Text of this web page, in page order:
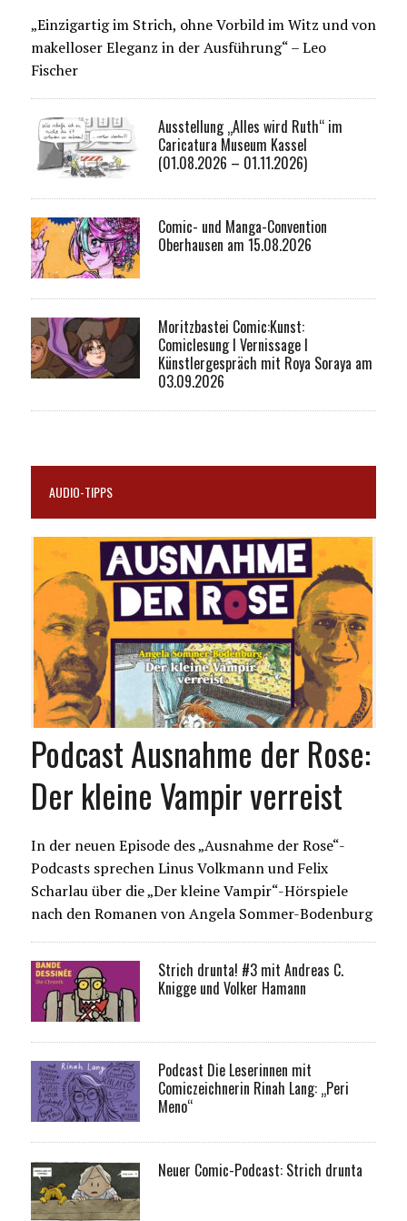
„Einzigartig im Strich, ohne Vorbild im Witz und von
makelloser Eleganz in der Ausführung“ – Leo
Fischer
Ausstellung „Alles wird Ruth“ im
Caricatura Museum Kassel
(01.08.2026 – 01.11.2026)
Comic- und Manga-Convention
Oberhausen am 15.08.2026
Moritzbastei Comic:Kunst:
Comiclesung I Vernissage I
Künstlergespräch mit Roya Soraya am
03.09.2026
AUDIO-TIPPS
Podcast Ausnahme der Rose:
Der kleine Vampir verreist
In der neuen Episode des „Ausnahme der Rose“-
Podcasts sprechen Linus Volkmann und Felix
Scharlau über die „Der kleine Vampir“-Hörspiele
nach den Romanen von Angela Sommer-Bodenburg
Strich drunta! #3 mit Andreas C.
Knigge und Volker Hamann
Podcast Die Leserinnen mit
Comiczeichnerin Rinah Lang: „Peri
Meno“
Neuer Comic-Podcast: Strich drunta